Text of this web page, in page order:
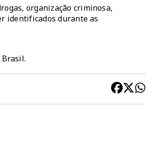
organização criminosa,
identificados durante as
Brasil.